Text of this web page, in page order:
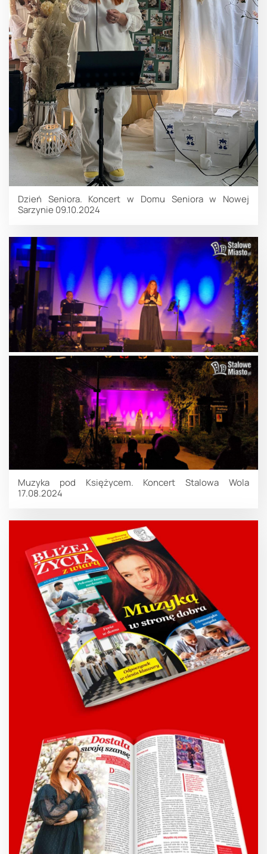
Dzień Seniora. Koncert w Domu Seniora w Nowej
Sarzynie 09.10.2024
Muzyka pod Księżycem. Koncert Stalowa Wola
17.08.2024